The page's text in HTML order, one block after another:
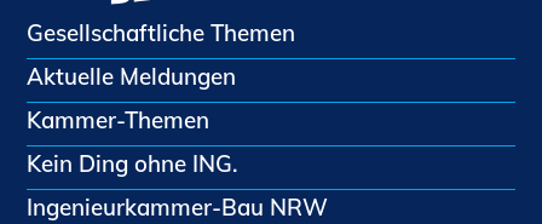
Gesellschaftliche Themen
Aktuelle Meldungen
Kammer-Themen
Kein Ding ohne ING.
Ingenieurkammer-Bau NRW